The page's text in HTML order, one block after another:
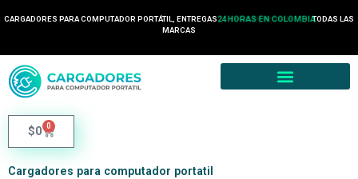
CARGADORES PARA COMPUTADOR PORTÁTIL, ENTREGAS 2 HORA EN MEDELLÍN
24 HORAS EN COLOMBIATODAS LAS
MARCAS
$0 0
Cargadores para computador portatil